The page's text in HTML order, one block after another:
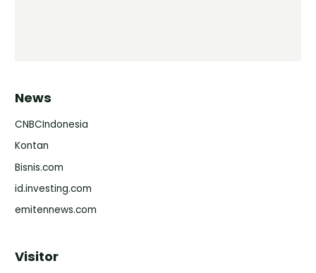
News
CNBCIndonesia
Kontan
Bisnis.com
id.investing.com
emitennews.com
Visitor